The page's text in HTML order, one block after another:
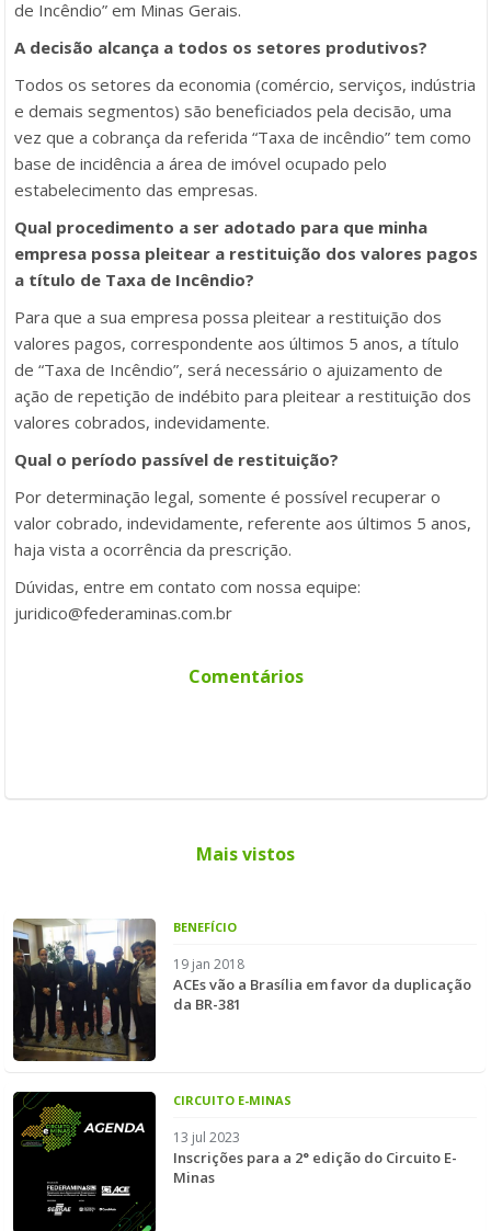
de Incêndio” em Minas Gerais.
A decisão alcança a todos os setores produtivos?
Todos os setores da economia (comércio, serviços, indústria
e demais segmentos) são beneficiados pela decisão, uma
vez que a cobrança da referida “Taxa de incêndio” tem como
base de incidência a área de imóvel ocupado pelo
estabelecimento das empresas.
Qual procedimento a ser adotado para que minha
empresa possa pleitear a restituição dos valores pagos
a título de Taxa de Incêndio?
Para que a sua empresa possa pleitear a restituição dos
valores pagos, correspondente aos últimos 5 anos, a título
de “Taxa de Incêndio”, será necessário o ajuizamento de
ação de repetição de indébito para pleitear a restituição dos
valores cobrados, indevidamente.
Qual o período passível de restituição?
Por determinação legal, somente é possível recuperar o
valor cobrado, indevidamente, referente aos últimos 5 anos,
haja vista a ocorrência da prescrição.
Dúvidas, entre em contato com nossa equipe:
juridico@federaminas.com.br
Comentários
Mais vistos
BENEFÍCIO
19 jan 2018
ACEs vão a Brasília em favor da duplicação
da BR-381
CIRCUITO E-MINAS
13 jul 2023
Inscrições para a 2° edição do Circuito E-
Minas